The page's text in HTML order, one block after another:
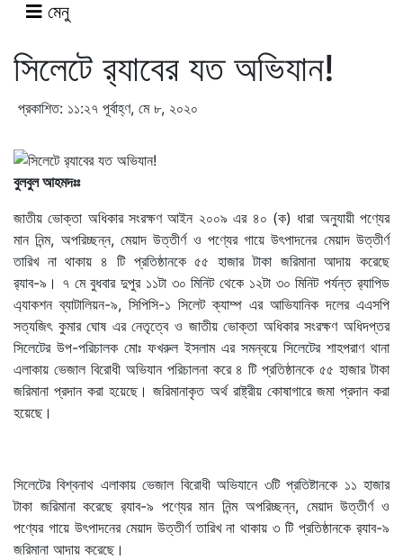
মেনু
সিলেটে র‌্যাবের যত অভিযান!
প্রকাশিত: ১১:২৭ পূর্বাহ্ণ, মে ৮, ২০২০
বুলবুল আহমদঃঃ
জাতীয় ভোক্তা অধিকার সংরক্ষণ আইন ২০০৯ এর ৪০ (ক) ধারা অনুযায়ী পণ্যের
মান নিন্ম, অপরিচ্ছন্ন, মেয়াদ উত্তীর্ণ ও পণ্যের গায়ে উৎপাদনের মেয়াদ উত্তীর্ণ
তারিখ না থাকায় ৪ টি প্রতিষ্ঠানকে ৫৫ হাজার টাকা জরিমানা আদায় করেছে
র‌্যাব-৯। ৭ মে বুধবার দুপুর ১১টা ৩০ মিনিট থেকে ১২টা ৩০ মিনিট পর্যন্ত র‌্যাপিড
এ্যাকশন ব্যাটালিয়ন-৯, সিপিসি-১ সিলেট ক্যাম্প এর আভিযানিক দলের এএসপি
সত্যজিৎ কুমার ঘোষ এর নেতৃত্বে ও জাতীয় ভোক্তা অধিকার সংরক্ষণ অধিদপ্তর
সিলেটের উপ-পরিচালক মোঃ ফখরুল ইসলাম এর সমন্বয়ে সিলেটের শাহপরাণ থানা
এলাকায় ভেজাল বিরোধী অভিযান পরিচালনা করে ৪ টি প্রতিষ্ঠানকে ৫৫ হাজার টাকা
জরিমানা প্রদান করা হয়েছে। জরিমানাকৃত অর্থ রাষ্ট্রীয় কোষাগারে জমা প্রদান করা
হয়েছে।
সিলেটের বিশ্বনাথ এলাকায় ভেজাল বিরোধী অভিযানে ৩টি প্রতিষ্টানকে ১১ হাজার
টাকা জরিমানা করেছে র‌্যাব-৯ পণ্যের মান নিন্ম অপরিচ্ছন্ন, মেয়াদ উত্তীর্ণ ও
পণ্যের গায়ে উৎপাদনের মেয়াদ উত্তীর্ণ তারিখ না থাকায় ৩ টি প্রতিষ্ঠানকে র‌্যাব-৯
জরিমানা আদায় করেছে।